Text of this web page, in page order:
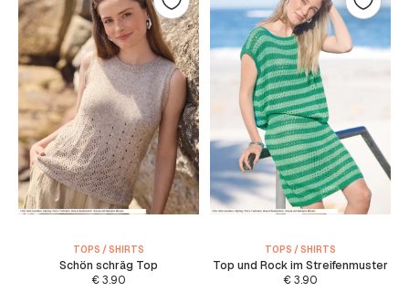
TOPS / SHIRTS
Schön schräg Top
€3.90
TOPS / SHIRTS
Top und Rock im Streifenmuster
€3.90